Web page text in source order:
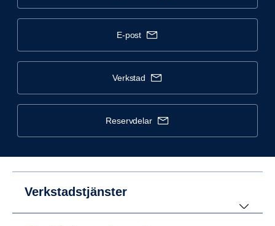
e-post
verkstad
reservdelar
Verkstadstjänster